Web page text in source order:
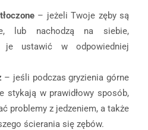
– jeżeli Twoje zęby są
lub nachodzą na siebie,
je ustawić w odpowiedniej
– jeśli podczas gryzienia górne
stykają w prawidłowy sposób,
problemy z jedzeniem, a także
ścierania się zębów.